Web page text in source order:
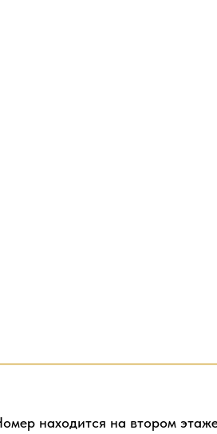
находится на втором